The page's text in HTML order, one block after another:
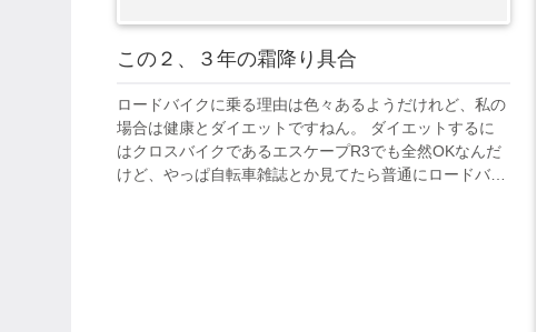
この２、３年の霜降り具合
ロードバイクに乗る理由は色々あるようだけれど、私の
場合は健康とダイエットですねん。 ダイエットするに
はクロスバイクであるエスケープR3でも全然OKなんだ
けど、やっぱ自転車雑誌とか見てたら普通にロードバイ